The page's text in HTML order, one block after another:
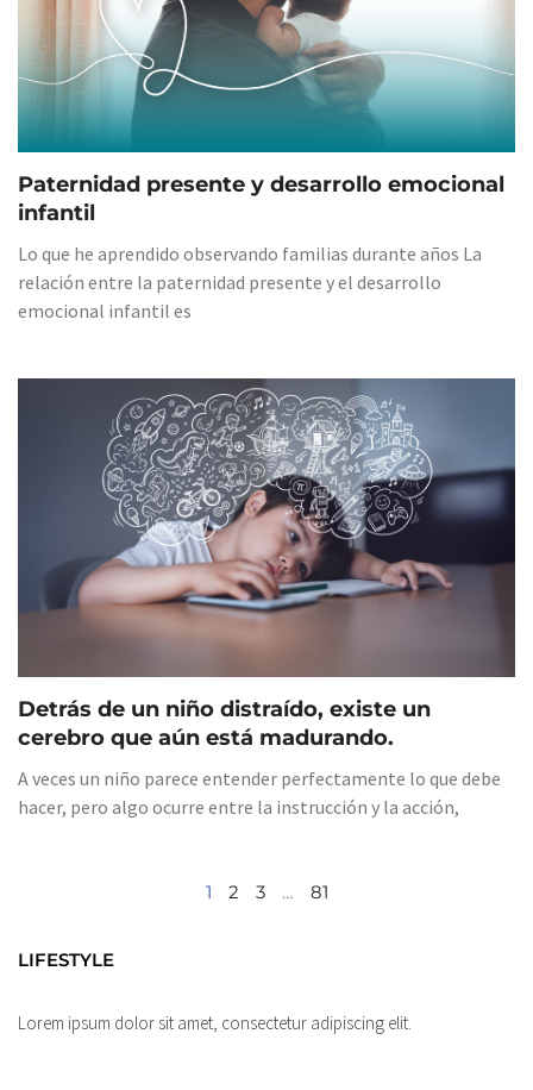
Paternidad presente y desarrollo emocional
infantil
Lo que he aprendido observando familias durante años La
relación entre la paternidad presente y el desarrollo
emocional infantil es
Detrás de un niño distraído, existe un
cerebro que aún está madurando.
A veces un niño parece entender perfectamente lo que debe
hacer, pero algo ocurre entre la instrucción y la acción,
1 2 3 … 81
LIFESTYLE
Lorem ipsum dolor sit amet, consectetur adipiscing elit.